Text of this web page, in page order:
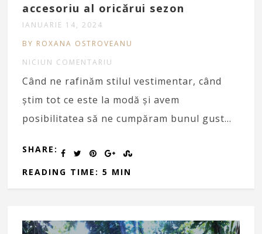
accesoriu al oricărui sezon
IANUARIE 14, 2024
BY ROXANA OSTROVEANU
NICIUN COMENTARIU
Când ne rafinăm stilul vestimentar, când
știm tot ce este la modă și avem
posibilitatea să ne cumpăram bunul gust…
SHARE:
READING TIME: 5 MIN